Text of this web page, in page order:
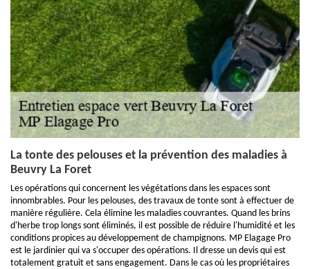
La tonte des pelouses et la prévention des maladies à
Beuvry La Foret
Les opérations qui concernent les végétations dans les espaces sont
innombrables. Pour les pelouses, des travaux de tonte sont à effectuer de
manière régulière. Cela élimine les maladies couvrantes. Quand les brins
d'herbe trop longs sont éliminés, il est possible de réduire l'humidité et les
conditions propices au développement de champignons. MP Elagage Pro
est le jardinier qui va s'occuper des opérations. Il dresse un devis qui est
totalement gratuit et sans engagement. Dans le cas où les propriétaires